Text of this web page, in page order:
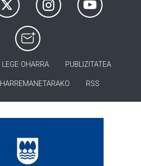
LEGE OHARRA PUBLIZITATEA
HARREMANETARAKO RSS